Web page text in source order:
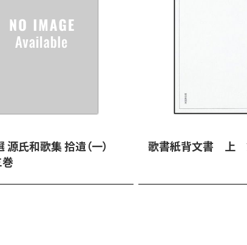
源氏和歌集 拾遺（一）
巻
歌書紙背文書 上